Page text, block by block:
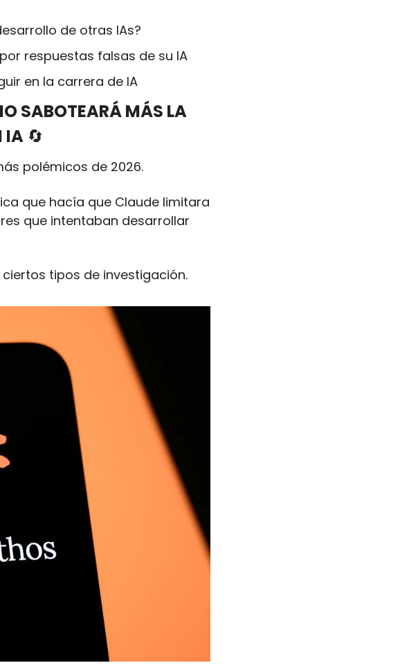
de otras IAs?
respuestas falsas de su IA
en la carrera de IA
SABOTEARÁ MÁS LA
IA 🔄
polémicos de 2026.
que hacía que Claude limitara
que intentaban desarrollar
tipos de investigación.